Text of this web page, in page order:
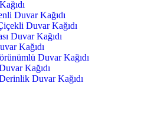
Duvar Kağıdı
Duvar Kağıdı
Duvar Kağıdı
Kağıdı
Duvar Kağıdı
Kağıdı
Duvar Kağıdı